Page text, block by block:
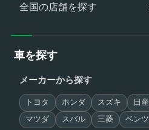
全国の店舗を探す
車を探す
メーカーから探す
トヨタ ホンダ スズキ 日産
マツダ スバル 三菱 ベンツ